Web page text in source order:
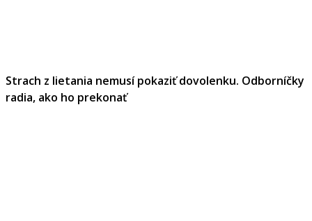
Strach z lietania nemusí pokaziť dovolenku. Odborníčky
radia, ako ho prekonať